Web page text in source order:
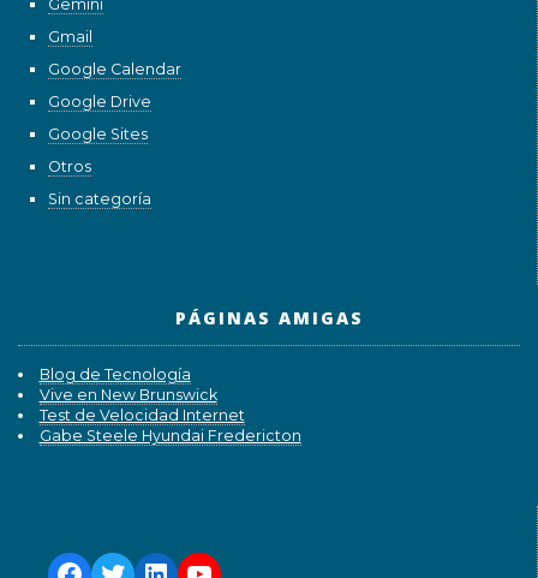
Gemini
Gmail
Google Calendar
Google Drive
Google Sites
Otros
Sin categoría
PÁGINAS AMIGAS
Blog de Tecnología
Vive en New Brunswick
Test de Velocidad Internet
Gabe Steele Hyundai Fredericton